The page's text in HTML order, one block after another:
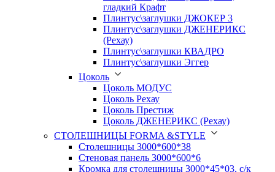
гладкий Крафт
Плинтус\заглушки ДЖОКЕР 3
Плинтус\заглушки ДЖЕНЕРИКС
(Рехау)
Плинтус\заглушки КВАДРО
Плинтус\заглушки Эггер
Цоколь
Цоколь МОДУС
Цоколь Рехау
Цоколь Престиж
Цоколь ДЖЕНЕРИКС (Рехау)
СТОЛЕШНИЦЫ FORMA &STYLE
Столешницы 3000*600*38
Стеновая панель 3000*600*6
Кромка для столешницы 3000*45*03, с/к